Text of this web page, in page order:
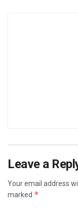
Leave a
Your email address
marked *